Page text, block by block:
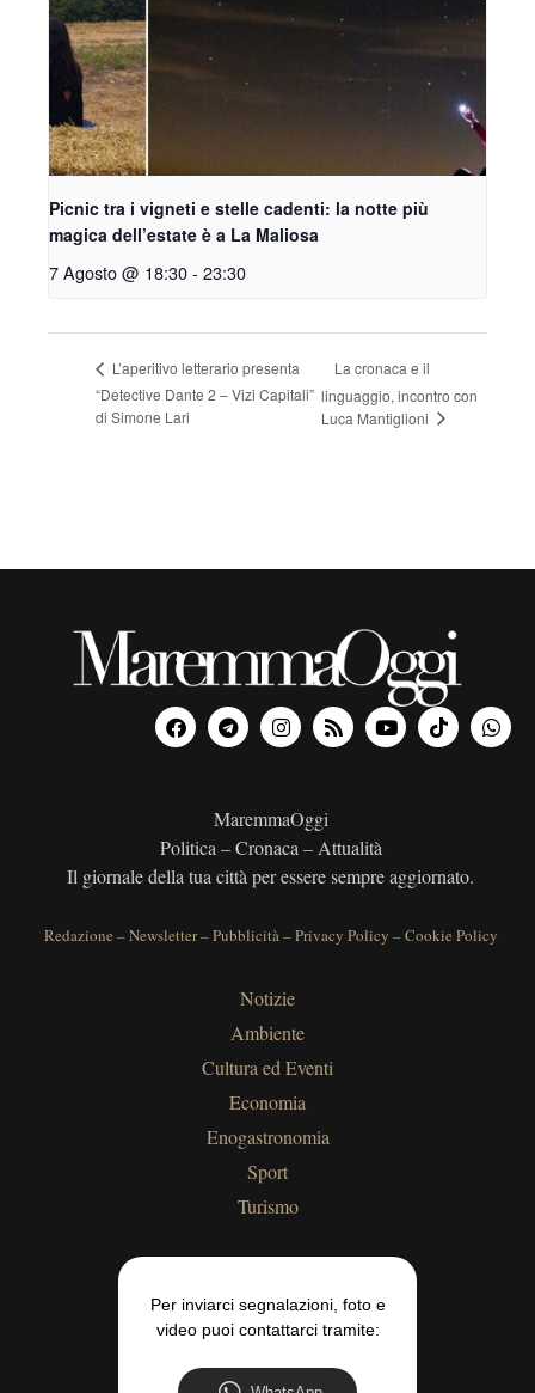
Picnic tra i vigneti e stelle cadenti: la notte più
magica dell’estate è a La Maliosa
7 Agosto @ 18:30- 23:30
L’aperitivo letterario presenta
“Detective Dante 2 – Vizi Capitali”
di Simone Lari
La cronaca e il
linguaggio, incontro con
Luca Mantiglioni
MaremmaOggi
Politica – Cronaca – Attualità
Il giornale della tua città per essere sempre aggiornato.
Redazione –Newsletter–Pubblicità–Privacy Policy –Cookie Policy
Notizie
Ambiente
Cultura ed Eventi
Economia
Enogastronomia
Sport
Turismo
Per inviarci segnalazioni, foto e
video puoi contattarci tramite: